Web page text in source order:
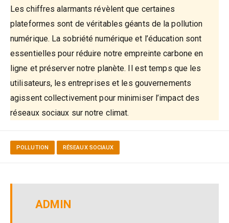
Les chiffres alarmants révèlent que certaines
plateformes sont de véritables géants de la pollution
numérique. La sobriété numérique et l’éducation sont
essentielles pour réduire notre empreinte carbone en
ligne et préserver notre planète. Il est temps que les
utilisateurs, les entreprises et les gouvernements
agissent collectivement pour minimiser l’impact des
réseaux sociaux sur notre climat.
POLLUTION RÉSEAUX SOCIAUX
ADMIN